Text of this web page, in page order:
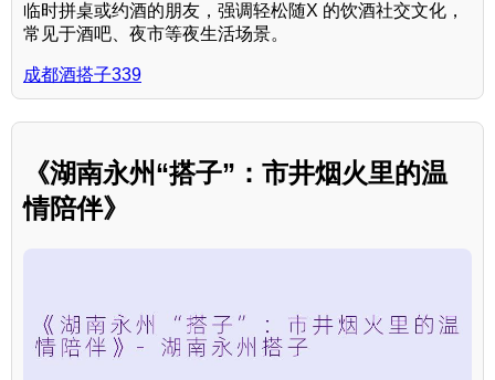
临时拼桌或约酒的朋友，强调轻松随X 的饮酒社交文化，
常见于酒吧、夜市等夜生活场景。
成都酒搭子339
《湖南永州“搭子”：市井烟火里的温
情陪伴》